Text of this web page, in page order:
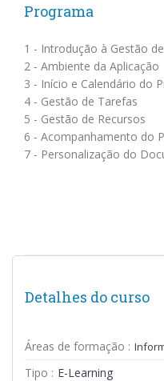
Programa
1 - Introdução à Gestão
2 - Ambiente da Aplicação
3 - Início e Calendário do
4 - Gestão de Tarefas
5 - Gestão de Recursos
6 - Acompanhamento do
7 - Personalização do
Detalhes do curso
Áreas de formação :
Tipo : E-Learning